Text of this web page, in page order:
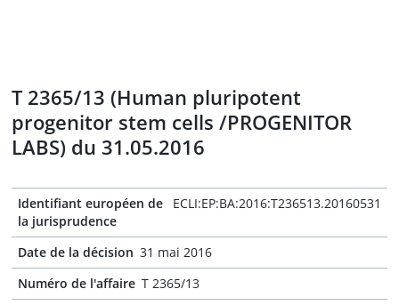
T 2365/13 (Human pluripotent
progenitor stem cells /PROGENITOR
LABS) du 31.05.2016
Identifiant européen de
la jurisprudence
ECLI:EP:BA:2016:T236513.20160531
Date de la décision 31 mai 2016
Numéro de l'affaire T 2365/13